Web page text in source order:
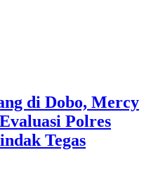
di Dobo, Mercy
Polres
Tegas